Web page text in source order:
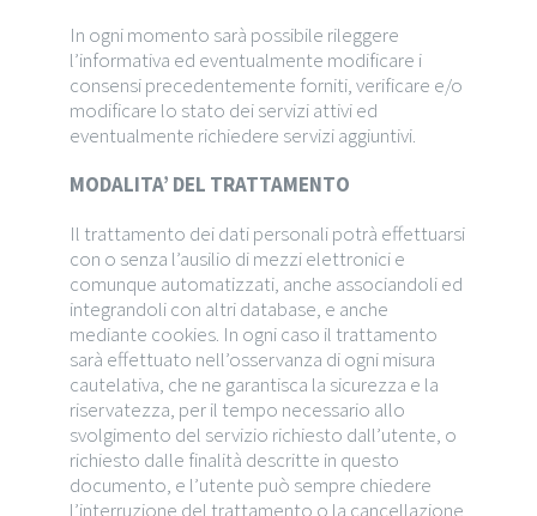
In ogni momento sarà possibile rileggere
l’informativa ed eventualmente modificare i
consensi precedentemente forniti, verificare e/o
modificare lo stato dei servizi attivi ed
eventualmente richiedere servizi aggiuntivi.
MODALITA’ DEL TRATTAMENTO
Il trattamento dei dati personali potrà effettuarsi
con o senza l’ausilio di mezzi elettronici e
comunque automatizzati, anche associandoli ed
integrandoli con altri database, e anche
mediante cookies. In ogni caso il trattamento
sarà effettuato nell’osservanza di ogni misura
cautelativa, che ne garantisca la sicurezza e la
riservatezza, per il tempo necessario allo
svolgimento del servizio richiesto dall’utente, o
richiesto dalle finalità descritte in questo
documento, e l’utente può sempre chiedere
l’interruzione del trattamento o la cancellazione